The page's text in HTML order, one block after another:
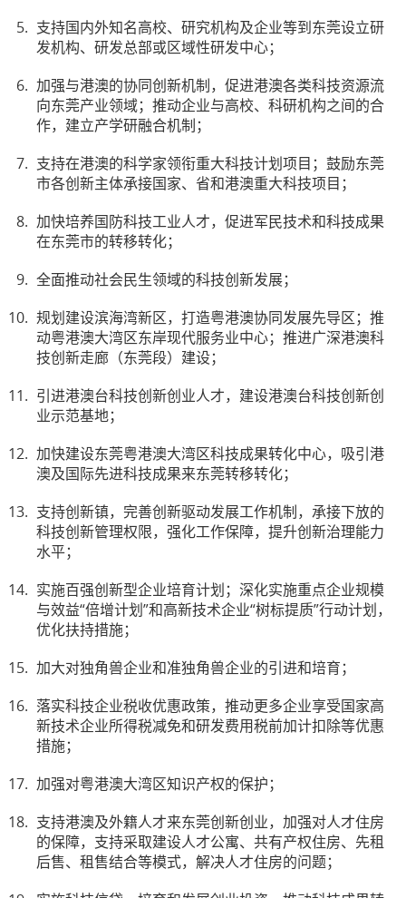
支持国内外知名高校、研究机构及企业等到东莞设立研
发机构、研发总部或区域性研发中心；
加强与港澳的协同创新机制，促进港澳各类科技资源流
向东莞产业领域；推动企业与高校、科研机构之间的合
作，建立产学研融合机制；
支持在港澳的科学家领衔重大科技计划项目；鼓励东莞
市各创新主体承接国家、省和港澳重大科技项目；
加快培养国防科技工业人才，促进军民技术和科技成果
在东莞市的转移转化；
全面推动社会民生领域的科技创新发展；
规划建设滨海湾新区，打造粤港澳协同发展先导区；推
动粤港澳大湾区东岸现代服务业中心；推进广深港澳科
技创新走廊（东莞段）建设；
引进港澳台科技创新创业人才，建设港澳台科技创新创
业示范基地；
加快建设东莞粤港澳大湾区科技成果转化中心，吸引港
澳及国际先进科技成果来东莞转移转化；
支持创新镇，完善创新驱动发展工作机制，承接下放的
科技创新管理权限，强化工作保障，提升创新治理能力
水平；
实施百强创新型企业培育计划；深化实施重点企业规模
与效益“倍增计划”和高新技术企业“树标提质”行动计划，
优化扶持措施；
加大对独角兽企业和准独角兽企业的引进和培育；
落实科技企业税收优惠政策，推动更多企业享受国家高
新技术企业所得税减免和研发费用税前加计扣除等优惠
措施；
加强对粤港澳大湾区知识产权的保护；
支持港澳及外籍人才来东莞创新创业，加强对人才住房
的保障，支持采取建设人才公寓、共有产权住房、先租
后售、租售结合等模式，解决人才住房的问题；